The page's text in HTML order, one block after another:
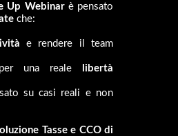
Up Webinarè pensato
che:
e rendere il team
una reale libertà
su casi reali e non
Tasse e CCO di